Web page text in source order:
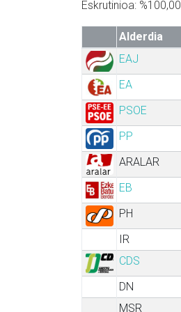
Eskrutinioa: %100,00
Alderdia
EAJ
EA
PSOE
PP
ARALAR
EB
PH
IR
CDS
DN
MSR